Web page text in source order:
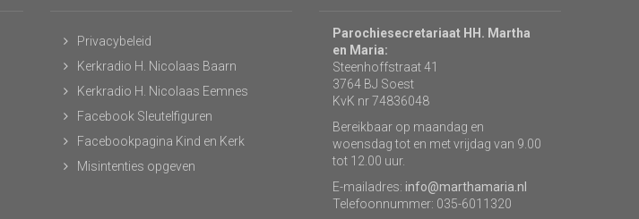
Privacybeleid
Kerkradio H. Nicolaas Baarn
Kerkradio H. Nicolaas Eemnes
Facebook Sleutelfiguren
Facebookpagina Kind en Kerk
Misintenties opgeven
Parochiesecretariaat HH. Martha
en Maria:
Steenhoffstraat 41
3764 BJ Soest
KvK nr 74836048
Bereikbaar op maandag en
woensdag tot en met vrijdag van 9.00
tot 12.00 uur.
E-mailadres: info@marthamaria.nl
Telefoonnummer: 035-6011320